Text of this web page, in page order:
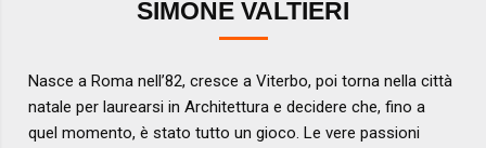
SIMONE VALTIERI
Nasce a Roma nell’82, cresce a Viterbo, poi torna nella città
natale per laurearsi in Architettura e decidere che, fino a
quel momento, è stato tutto un gioco. Le vere passioni